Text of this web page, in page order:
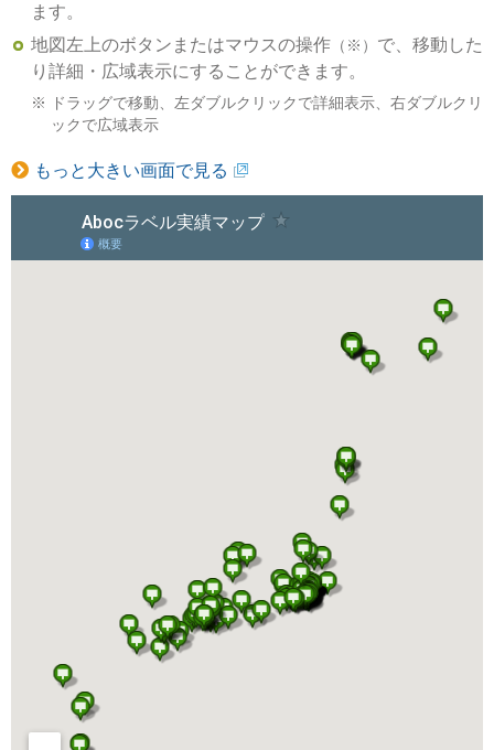
ます。
地図左上のボタンまたはマウスの操作（※） で、移動した
り詳細・広域表示にすることができます。
ドラッグで移動、左ダブルクリックで詳細表示、右ダブルクリ
ックで広域表示
もっと大きい画面で見る